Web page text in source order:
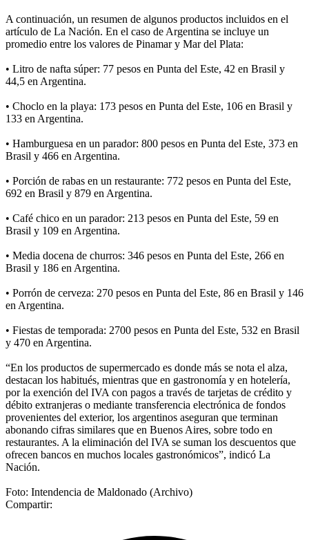
A continuación, un resumen de algunos productos incluidos en el
artículo de La Nación. En el caso de Argentina se incluye un
promedio entre los valores de Pinamar y Mar del Plata:
• Litro de nafta súper: 77 pesos en Punta del Este, 42 en Brasil y
44,5 en Argentina.
• Choclo en la playa: 173 pesos en Punta del Este, 106 en Brasil y
133 en Argentina.
• Hamburguesa en un parador: 800 pesos en Punta del Este, 373 en
Brasil y 466 en Argentina.
• Porción de rabas en un restaurante: 772 pesos en Punta del Este,
692 en Brasil y 879 en Argentina.
• Café chico en un parador: 213 pesos en Punta del Este, 59 en
Brasil y 109 en Argentina.
• Media docena de churros: 346 pesos en Punta del Este, 266 en
Brasil y 186 en Argentina.
• Porrón de cerveza: 270 pesos en Punta del Este, 86 en Brasil y 146
en Argentina.
• Fiestas de temporada: 2700 pesos en Punta del Este, 532 en Brasil
y 470 en Argentina.
“En los productos de supermercado es donde más se nota el alza,
destacan los habitués, mientras que en gastronomía y en hotelería,
por la exención del IVA con pagos a través de tarjetas de crédito y
débito extranjeras o mediante transferencia electrónica de fondos
provenientes del exterior, los argentinos aseguran que terminan
abonando cifras similares que en Buenos Aires, sobre todo en
restaurantes. A la eliminación del IVA se suman los descuentos que
ofrecen bancos en muchos locales gastronómicos”, indicó La
Nación.
Foto: Intendencia de Maldonado (Archivo)
Compartir: